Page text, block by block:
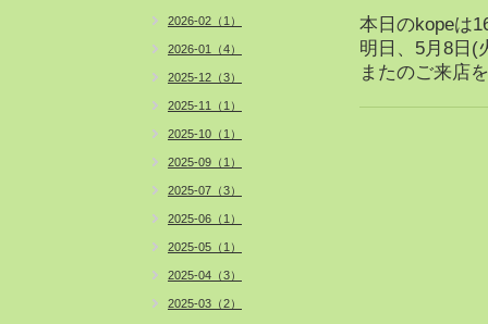
本日のkopeは
明日、5月8日(
またのご来店
2026-02（1）
2026-01（4）
2025-12（3）
2025-11（1）
2025-10（1）
2025-09（1）
2025-07（3）
2025-06（1）
2025-05（1）
2025-04（3）
2025-03（2）